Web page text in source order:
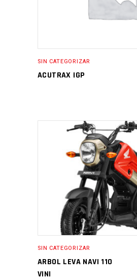
SIN CATEGORIZAR
ACUTRAX IGP
SIN CATEGORIZAR
ARBOL LEVA NAVI 110
VINI